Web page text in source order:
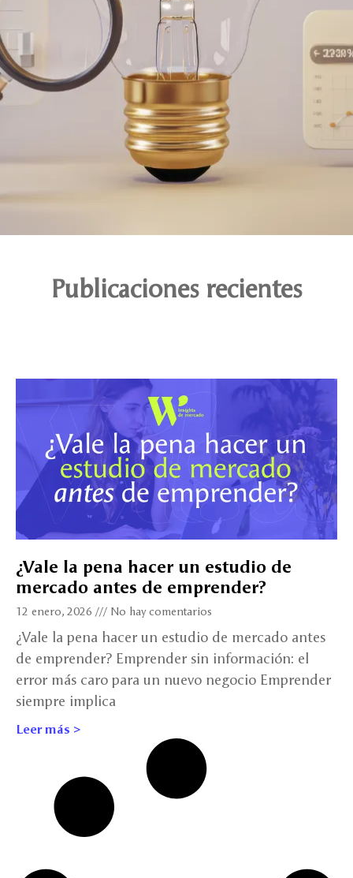
Publicaciones recientes
¿Vale la pena hacer un estudio de
mercado antes de emprender?
12 enero, 2026 No hay comentarios
¿Vale la pena hacer un estudio de mercado antes
de emprender? Emprender sin información: el
error más caro para un nuevo negocio Emprender
siempre implica
Leer más >